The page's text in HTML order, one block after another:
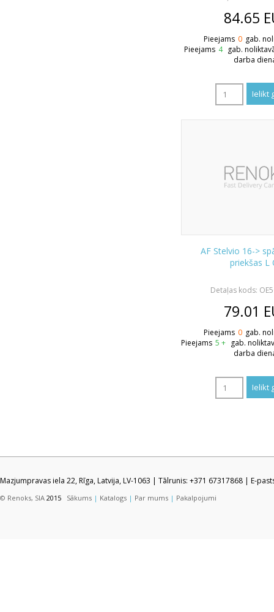
84.65
Pieejams 0 gab.
Pieejams 4 gab.
darba
AF Stelvio 16->
priekšas L
Detaļas kods:
79.01
Pieejams 0 gab.
Pieejams 5 + gab.
darba
Mazjumpravas iela 22, Rīga, Latvija, LV-1063 | Tālrunis: +371 67317868 | E-
© Renoks, SIA 2015 Sākums | Katalogs | Par mums | Pakalpojumi